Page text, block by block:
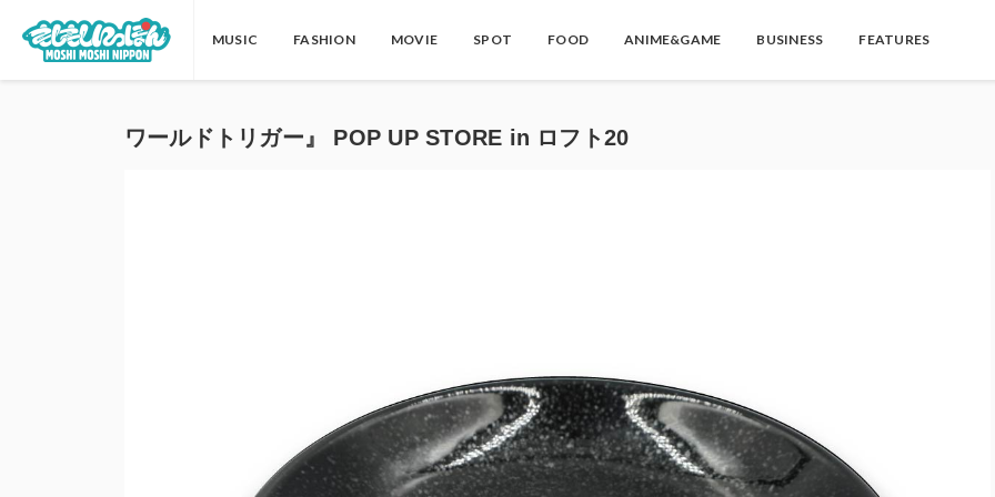
MUSIC FASHION MOVIE SPOT FOOD ANIME&GAME BUSINESS FEATURES
ワールドトリガー』 POP UP STORE in ロフト20